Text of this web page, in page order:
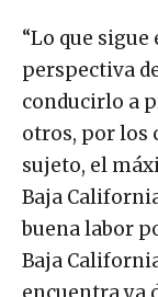
“Lo que sigue
perspectiva
conducirlo a
otros, por los
sujeto, el
Baja
buena labor
Baja